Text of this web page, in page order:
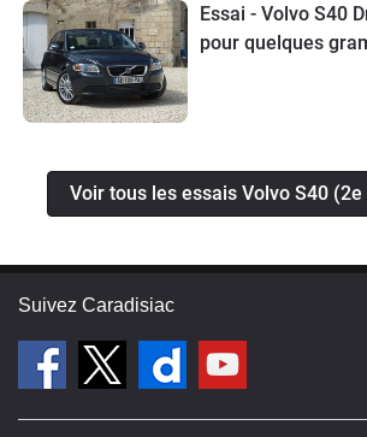
Essai - Volvo S40
pour quelques
Voir tous les essais Volvo S40
Suivez Caradisiac